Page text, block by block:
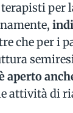
che per i
aperto
attività di